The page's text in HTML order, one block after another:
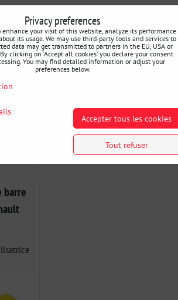
Disponibilité:3 jours
SELECT VARIANT
barre
Privacy preferences
enhance your visit of this website, analyze its performance
its usage. We may use third-party tools and services to
data may get transmitted to partners in the EU, USA or
clicking on 'Accept all cookies' you declare your consent
You may find detailed information or adjust your
preferences below.
Accepter tous les cookies
Tout refuser